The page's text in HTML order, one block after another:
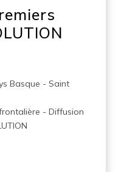
Basque - Saint
- Diffusion